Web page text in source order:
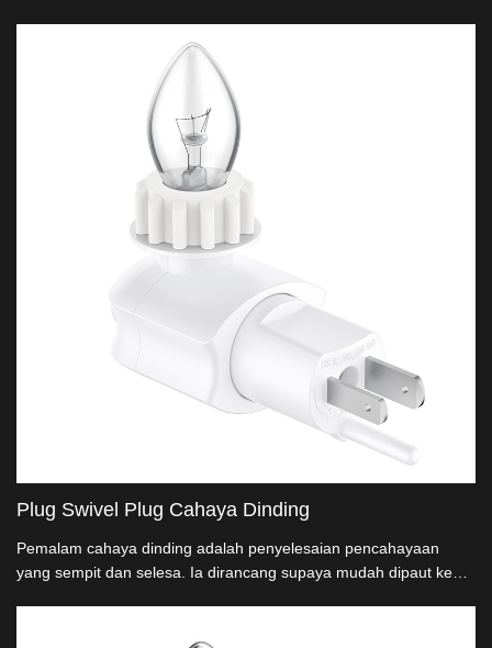
Plug Swivel Plug Cahaya Dinding
Pemalam cahaya dinding adalah penyelesaian pencahayaan
yang sempit dan selesa. Ia dirancang supaya mudah dipaut ke